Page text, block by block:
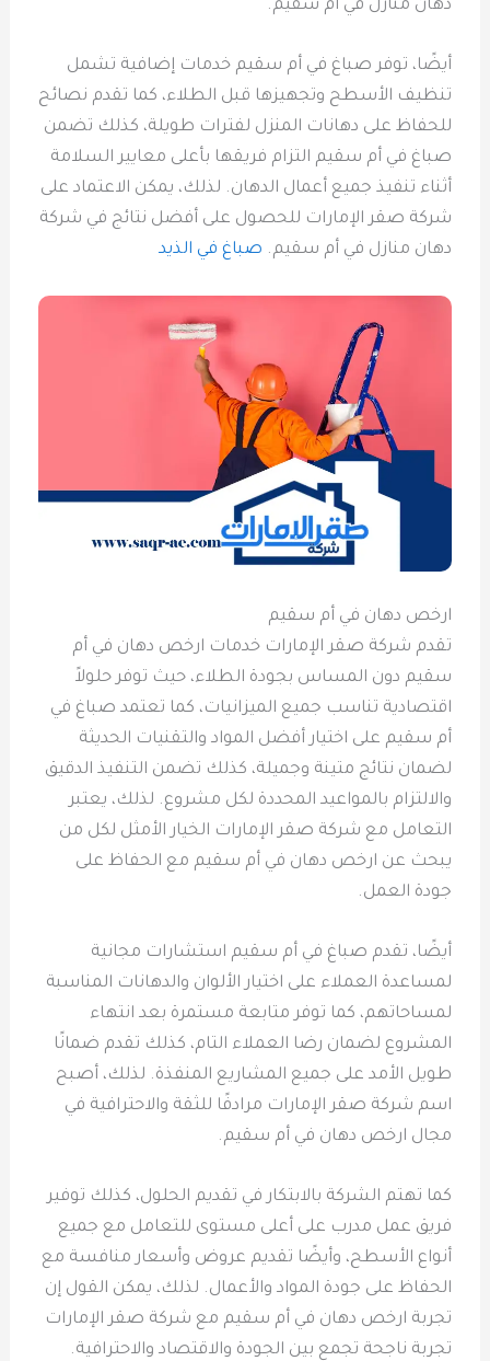
دهان منازل في أم سقيم.
أيضًا، توفر صباغ في أم سقيم خدمات إضافية تشمل
تنظيف الأسطح وتجهيزها قبل الطلاء، كما تقدم نصائح
للحفاظ على دهانات المنزل لفترات طويلة، كذلك تضمن
صباغ في أم سقيم التزام فريقها بأعلى معايير السلامة
أثناء تنفيذ جميع أعمال الدهان. لذلك، يمكن الاعتماد على
شركة صقر الإمارات للحصول على أفضل نتائج في شركة
دهان منازل في أم سقيم. صباغ في الذيد
ارخص دهان في أم سقيم
تقدم شركة صقر الإمارات خدمات ارخص دهان في أم
سقيم دون المساس بجودة الطلاء، حيث توفر حلولاً
اقتصادية تناسب جميع الميزانيات، كما تعتمد صباغ في
أم سقيم على اختيار أفضل المواد والتقنيات الحديثة
لضمان نتائج متينة وجميلة، كذلك تضمن التنفيذ الدقيق
والالتزام بالمواعيد المحددة لكل مشروع. لذلك، يعتبر
التعامل مع شركة صقر الإمارات الخيار الأمثل لكل من
يبحث عن ارخص دهان في أم سقيم مع الحفاظ على
جودة العمل.
أيضًا، تقدم صباغ في أم سقيم استشارات مجانية
لمساعدة العملاء على اختيار الألوان والدهانات المناسبة
لمساحاتهم، كما توفر متابعة مستمرة بعد انتهاء
المشروع لضمان رضا العملاء التام، كذلك تقدم ضمانًا
طويل الأمد على جميع المشاريع المنفذة. لذلك، أصبح
اسم شركة صقر الإمارات مرادفًا للثقة والاحترافية في
مجال ارخص دهان في أم سقيم.
كما تهتم الشركة بالابتكار في تقديم الحلول، كذلك توفير
فريق عمل مدرب على أعلى مستوى للتعامل مع جميع
أنواع الأسطح، وأيضًا تقديم عروض وأسعار منافسة مع
الحفاظ على جودة المواد والأعمال. لذلك، يمكن القول إن
تجربة ارخص دهان في أم سقيم مع شركة صقر الإمارات
تجربة ناجحة تجمع بين الجودة والاقتصاد والاحترافية.